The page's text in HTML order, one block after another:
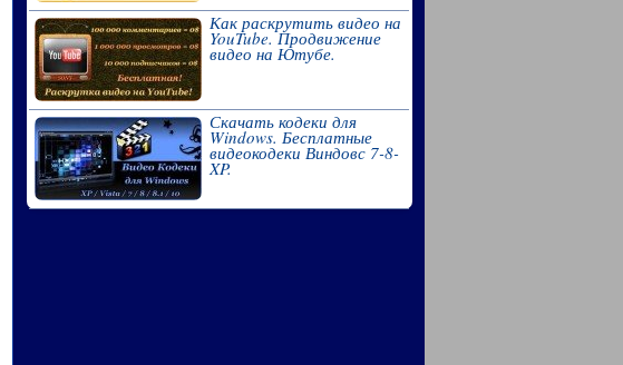
Как раскрутить видео на
YouTube. Продвижение
видео на Ютубе.
Скачать кодеки для
Windows. Бесплатные
видеокодеки Виндовс 7-8-
XP.